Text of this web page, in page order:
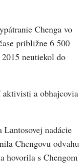
Chenga vo
približne 6 500
neutiekol do
a obhajcovia
nadácie
Chengovu odvahu
hovorila s Chengom